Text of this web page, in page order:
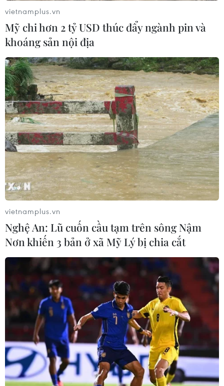
đó có thất bại của liên minh cầm quyền ở Đức
trong cuộc bầu cử cấp bang, cùng với sự thắng
thế cùa các đảng cực hữu chống người di cư
trên chính trường nhiều nước châu Âu, đang
cho thấy “bài toán” người di cư ngày càng trở
nên hóc búa.
Bên cạnh đó, nguyên nhân gốc rễ dẫn đến làn
sóng di cư - các cuộc xung đột, chiến tranh và
nghèo đói, đặc biệt tại Trung Đông và Bắc Phi -
vẫn chưa được giải quyết. Chừng nào các quốc
gia ở khu vực lân cận châu Âu còn chìm trong
bạo lực, bất ổn và khủng hoảng, thì chừng đó
không thể nghĩ tới chuyện giảm lượng người
tìm đường tị nạn tới châu Âu.
Rõ ràng cuộc khủng hoảng di cư được xem là tồi
tệ nhất kể từ Chiến tranh Thế giới thứ hai vấn
đang tiếp tục gây bất ổn “lục địa già." Những
lúng túng của EU trong việc giải quyết vấn đề
người di cư một lần nữa bộc lộ những chia rẽ,
rạn nứt trong nội bộ khối.
Trong bối cảnh EU còn quá nhiều mối bận tâm,
bao gồm cả vấn đề an ninh, nguy cơ khủng bố,
kinh tế phục hồi chưa bền vững, cuộc khủng
hoảng người di cư có lẽ vẫn là một trong những
"hồ sơ gai góc" của châu Âu trong năm 2017./.
vietnamplus.vn
Mỹ chi hơn 2 tỷ USD thúc đẩy ngành pin và
khoáng sản nội địa
vietnamplus.vn
Nghệ An: Lũ cuốn cầu tạm trên sông Nậm
Nơn khiến 3 bản ở xã Mỹ Lý bị chia cắt